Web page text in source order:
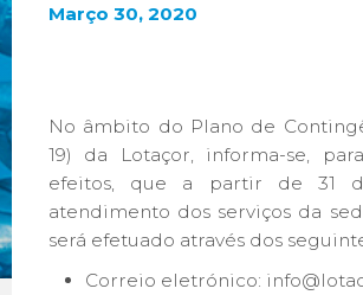
Março 30, 2020
No âmbito do Plano de
19) da Lotaçor, informa-se,
efeitos, que a partir de 31
atendimento dos serviços da
será efetuado através dos
Correio eletrónico: